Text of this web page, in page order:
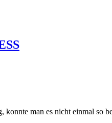
man es nicht einmal so